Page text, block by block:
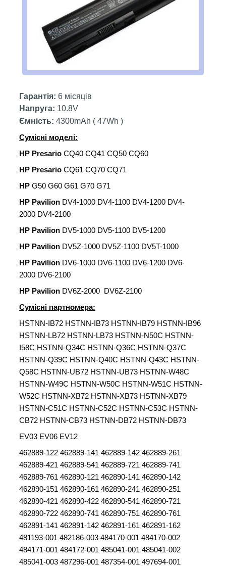
Гарантія: 6 місяців
Напруга: 10.8V
Ємність: 4300mAh ( 47Wh )
Сумісні моделі:
HP Presario CQ40 CQ41 CQ50 CQ60
HP Presario CQ61 CQ70 CQ71
HP G50 G60 G61 G70 G71
HP Pavilion DV4-1000 DV4-1100 DV4-1200 DV4-
2000 DV4-2100
HP Pavilion DV5-1000 DV5-1100 DV5-1200
HP Pavilion DV5Z-1000 DV5Z-1100 DV5T-1000
HP Pavilion DV6-1000 DV6-1100 DV6-1200 DV6-
2000 DV6-2100
HP Pavilion DV6Z-2000 DV6Z-2100
Сумісні партномера:
HSTNN-IB72 HSTNN-IB73 HSTNN-IB79 HSTNN-IB96
HSTNN-LB72 HSTNN-LB73 HSTNN-N50C HSTNN-
I58C HSTNN-Q34C HSTNN-Q36C HSTNN-Q37C
HSTNN-Q39C HSTNN-Q40C HSTNN-Q43C HSTNN-
Q58C HSTNN-UB72 HSTNN-UB73 HSTNN-W48C
HSTNN-W49C HSTNN-W50C HSTNN-W51C HSTNN-
W52C HSTNN-XB72 HSTNN-XB73 HSTNN-XB79
HSTNN-C51C HSTNN-C52C HSTNN-C53C HSTNN-
CB72 HSTNN-CB73 HSTNN-DB72 HSTNN-DB73
EV03 EV06 EV12
462889-122 462889-141 462889-142 462889-261
462889-421 462889-541 462889-721 462889-741
462889-761 462890-121 462890-141 462890-142
462890-151 462890-161 462890-241 462890-251
462890-421 462890-422 462890-541 462890-721
462890-722 462890-741 462890-751 462890-761
462891-141 462891-142 462891-161 462891-162
481193-001 482186-003 484170-001 484170-002
484171-001 484172-001 485041-001 485041-002
485041-003 487296-001 487354-001 497694-001